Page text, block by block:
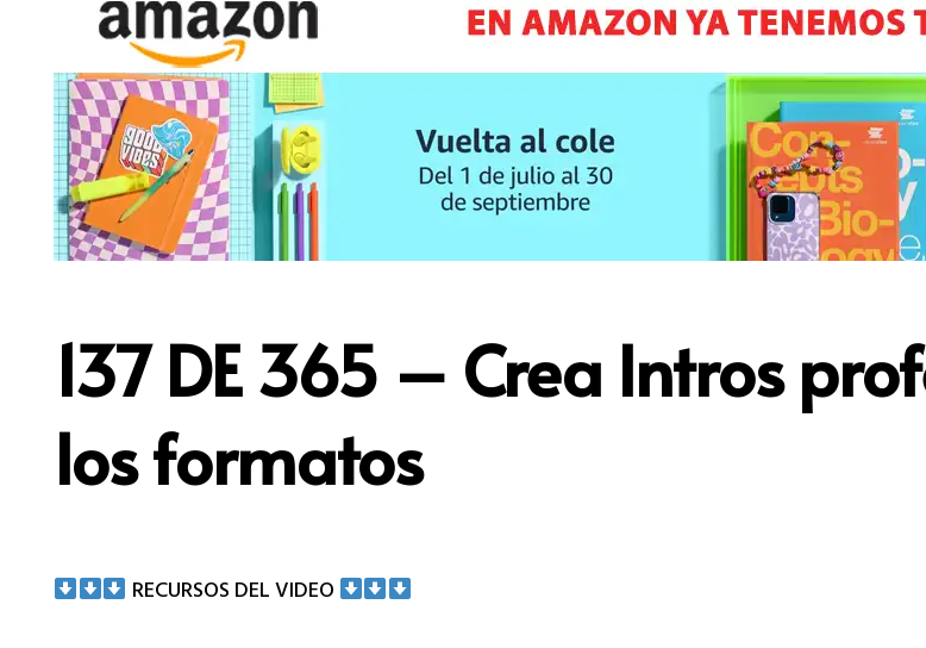
137 DE 365 – Crea Intros
los formatos
RECURSOS DEL VIDEO